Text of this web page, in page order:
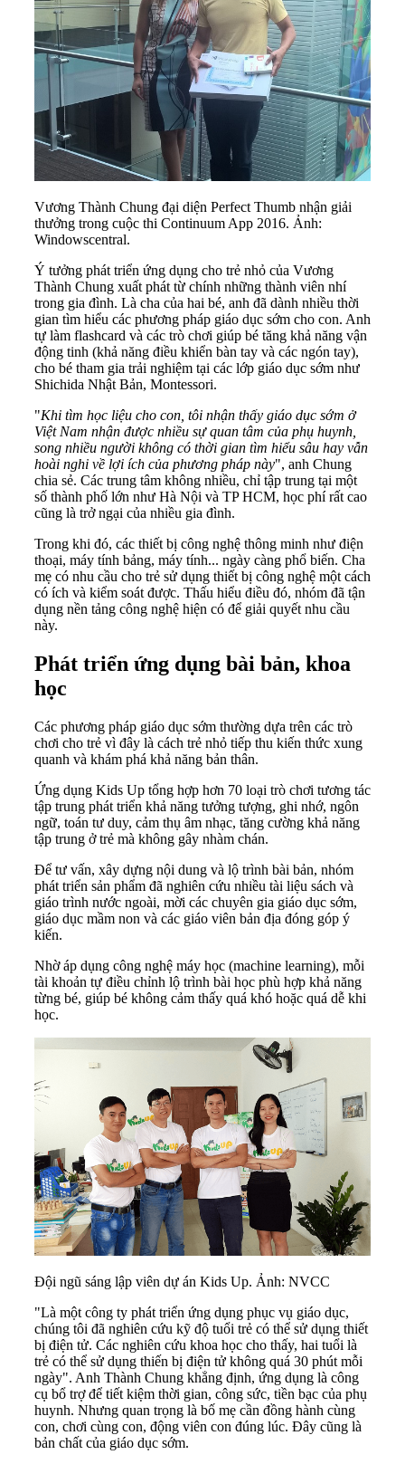
Vương Thành Chung đại diện Perfect Thumb nhận giải
thưởng trong cuộc thi Continuum App 2016. Ảnh:
Windowscentral.
Ý tưởng phát triển ứng dụng cho trẻ nhỏ của Vương
Thành Chung xuất phát từ chính những thành viên nhí
trong gia đình. Là cha của hai bé, anh đã dành nhiều thời
gian tìm hiểu các phương pháp giáo dục sớm cho con. Anh
tự làm flashcard và các trò chơi giúp bé tăng khả năng vận
động tinh (khả năng điều khiển bàn tay và các ngón tay),
cho bé tham gia trải nghiệm tại các lớp giáo dục sớm như
Shichida Nhật Bản, Montessori.
"Khi tìm học liệu cho con, tôi nhận thấy giáo dục sớm ở
Việt Nam nhận được nhiều sự quan tâm của phụ huynh,
song nhiều người không có thời gian tìm hiểu sâu hay vẫn
hoài nghi về lợi ích của phương pháp này", anh Chung
chia sẻ. Các trung tâm không nhiều, chỉ tập trung tại một
số thành phố lớn như Hà Nội và TP HCM, học phí rất cao
cũng là trở ngại của nhiều gia đình.
Trong khi đó, các thiết bị công nghệ thông minh như điện
thoại, máy tính bảng, máy tính... ngày càng phổ biến. Cha
mẹ có nhu cầu cho trẻ sử dụng thiết bị công nghệ một cách
có ích và kiểm soát được. Thấu hiểu điều đó, nhóm đã tận
dụng nền tảng công nghệ hiện có để giải quyết nhu cầu
này.
Phát triển ứng dụng bài bản, khoa
học
Các phương pháp giáo dục sớm thường dựa trên các trò
chơi cho trẻ vì đây là cách trẻ nhỏ tiếp thu kiến thức xung
quanh và khám phá khả năng bản thân.
Ứng dụng Kids Up tổng hợp hơn 70 loại trò chơi tương tác
tập trung phát triển khả năng tưởng tượng, ghi nhớ, ngôn
ngữ, toán tư duy, cảm thụ âm nhạc, tăng cường khả năng
tập trung ở trẻ mà không gây nhàm chán.
Để tư vấn, xây dựng nội dung và lộ trình bài bản, nhóm
phát triển sản phẩm đã nghiên cứu nhiều tài liệu sách và
giáo trình nước ngoài, mời các chuyên gia giáo dục sớm,
giáo dục mầm non và các giáo viên bản địa đóng góp ý
kiến.
Nhờ áp dụng công nghệ máy học (machine learning), mỗi
tài khoản tự điều chỉnh lộ trình bài học phù hợp khả năng
từng bé, giúp bé không cảm thấy quá khó hoặc quá dễ khi
học.
Đội ngũ sáng lập viên dự án Kids Up. Ảnh: NVCC
"Là một công ty phát triển ứng dụng phục vụ giáo dục,
chúng tôi đã nghiên cứu kỹ độ tuổi trẻ có thể sử dụng thiết
bị điện tử. Các nghiên cứu khoa học cho thấy, hai tuổi là
trẻ có thể sử dụng thiến bị điện tử không quá 30 phút mỗi
ngày". Anh Thành Chung khẳng định, ứng dụng là công
cụ bổ trợ để tiết kiệm thời gian, công sức, tiền bạc của phụ
huynh. Nhưng quan trọng là bố mẹ cần đồng hành cùng
con, chơi cùng con, động viên con đúng lúc. Đây cũng là
bản chất của giáo dục sớm.